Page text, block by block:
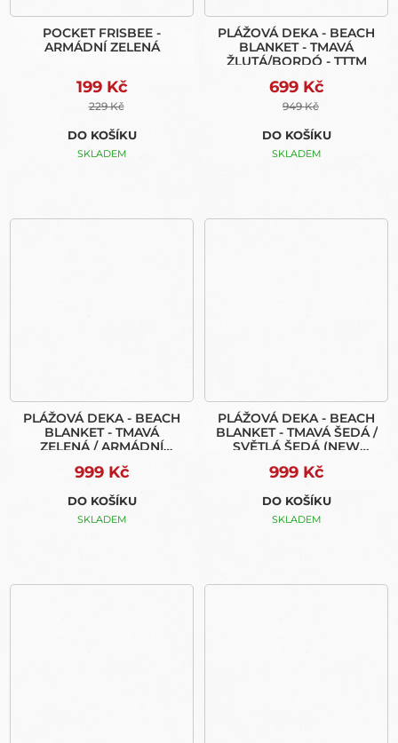
POCKET FRISBEE -
ARMÁDNÍ ZELENÁ
199 Kč
229 Kč
DO KOŠÍKU
SKLADEM
PLÁŽOVÁ DEKA - BEACH
BLANKET - TMAVÁ
ŽLUTÁ/BORDÓ - TTTM
699 Kč
949 Kč
DO KOŠÍKU
SKLADEM
PLÁŽOVÁ DEKA - BEACH
BLANKET - TMAVÁ
ZELENÁ / ARMÁDNÍ
999 Kč
DO KOŠÍKU
SKLADEM
PLÁŽOVÁ DEKA - BEACH
BLANKET - TMAVÁ ŠEDÁ /
SVĚTLÁ ŠEDÁ (NEW
999 Kč
DO KOŠÍKU
SKLADEM